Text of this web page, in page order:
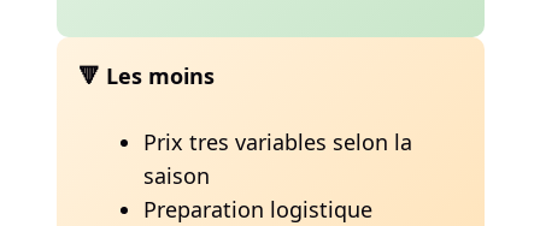
🔻 Les moins
Prix tres variables selon la
saison
Preparation logistique